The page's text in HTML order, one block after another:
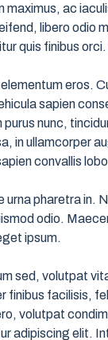
maximus, ac
libero odio
quis finibus
eros.
sapien
nunc,
in ullamcorper
convallis
urna pharetra in.
odio.
ipsum.
sed, volutpat
finibus facilisis,
volutpat
adipiscing elit.